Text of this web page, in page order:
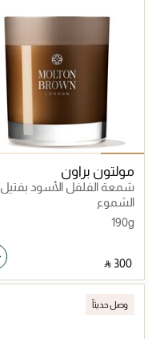
مولتون براون
شمعة الفلفل الأسود بفتيل
واحد
الشموع
190g
‎ ⃁ ⁦300⁩ ‎
وصل حديثاً